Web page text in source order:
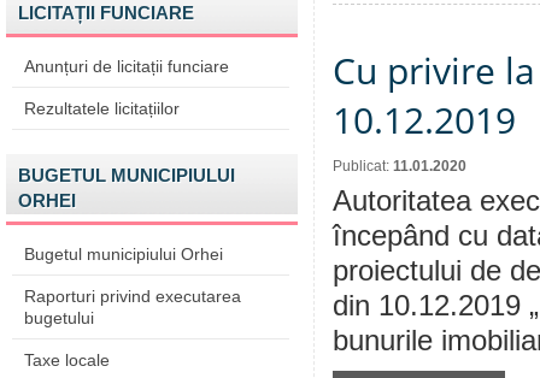
LICITAȚII FUNCIARE
Anunțuri de licitații funciare
Rezultatele licitațiilor
BUGETUL MUNICIPIULUI
ORHEI
Bugetul municipiului Orhei
Raporturi privind executarea
bugetului
Taxe locale
Cu privire
10.12.2019
Publicat: 11.01.2020
Autoritatea
începând cu
proiectului de
din 10.12.2019
bunurile